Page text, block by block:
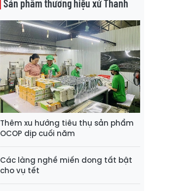
Sản phẩm thương hiệu xứ Thanh
Thêm xu hướng tiêu thụ sản phẩm
OCOP dịp cuối năm
Các làng nghề miến dong tất bật
cho vụ tết